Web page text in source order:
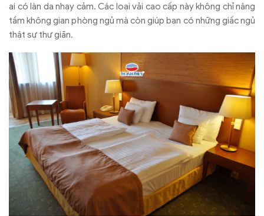
ai có làn da nhạy cảm. Các loại vải cao cấp này không chỉ nâng
tầm không gian phòng ngủ mà còn giúp bạn có những giấc ngủ
thật sự thư giãn.